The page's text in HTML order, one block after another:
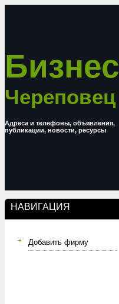
Бизнес
Череповец
Адреса и телефоны, объявления,
публикации, новости, ресурсы
НАВИГАЦИЯ
Добавить фирму